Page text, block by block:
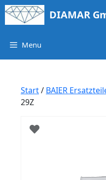
Springe
zum
DIAMAR
Menu
Start/ BAIER
29Z